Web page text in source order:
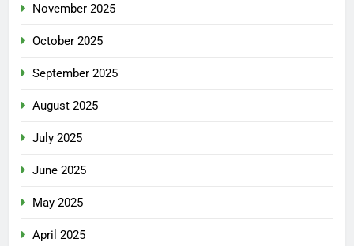
November 2025
October 2025
September 2025
August 2025
July 2025
June 2025
May 2025
April 2025